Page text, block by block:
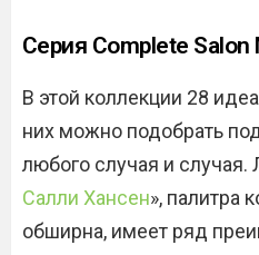
Серия Complete Salon
В этой коллекции 28
них можно подобрать
любого случая и случая.
Салли Хансен», палитра
обширна, имеет ряд